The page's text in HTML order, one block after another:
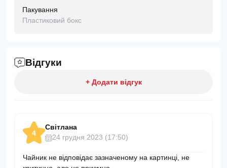
Пакування
Пластиковий бокс
Відгуки
+ Додати відгук
4
Світлана
24 грудня 2023 (17:50)
Чайник не відповідає зазначеному на картинці, не